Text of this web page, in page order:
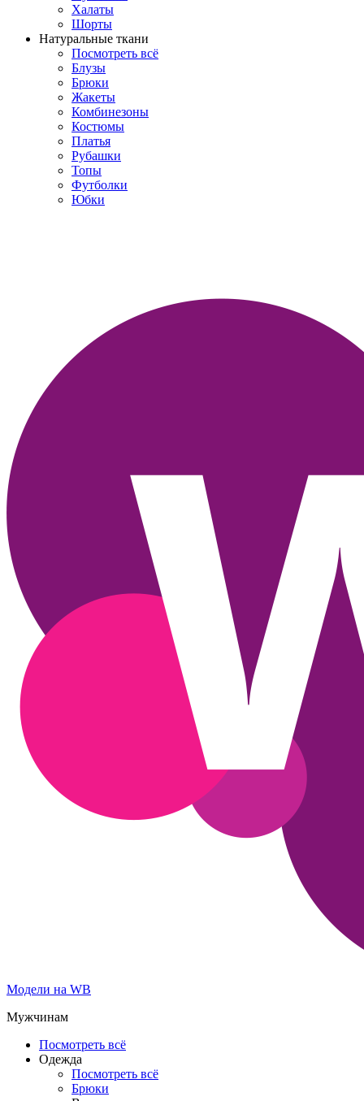
Халаты
Шорты
Натуральные ткани
Посмотреть всё
Блузы
Брюки
Жакеты
Комбинезоны
Костюмы
Платья
Рубашки
Топы
Футболки
Юбки
Модели на WB
Мужчинам
Посмотреть всё
Одежда
Посмотреть всё
Брюки